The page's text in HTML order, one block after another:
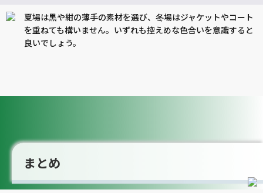
夏場は黒や紺の薄手の素材を選び、冬場はジャケットやコート
を重ねても構いません。いずれも控えめな色合いを意識すると
良いでしょう。
まとめ